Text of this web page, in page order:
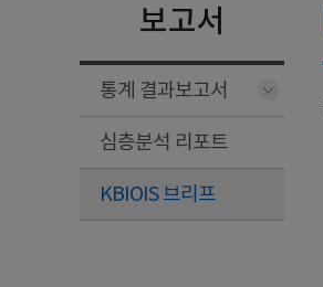
보고서
통계 결과보고서
심층분석 리포트
KBIOIS 브리프